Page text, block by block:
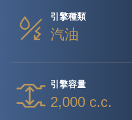
引擎種類
汽油
引擎容量
2,000 c.c.